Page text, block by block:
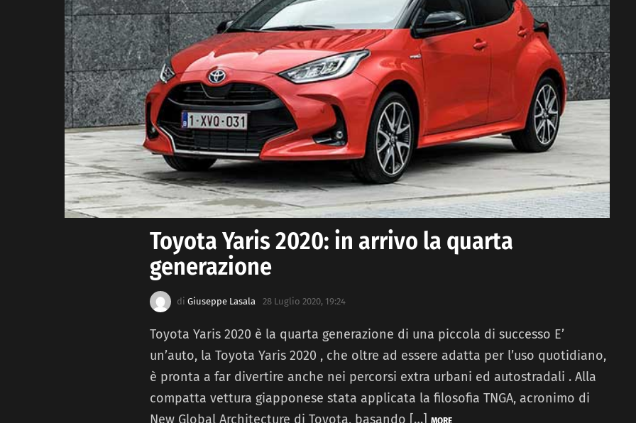
Toyota Yaris 2020: in arrivo la quarta
generazione
di Giuseppe Lasala 28 Luglio 2020, 19:24
Toyota Yaris 2020 è la quarta generazione di una piccola di successo E’
un’auto, la Toyota Yaris 2020 , che oltre ad essere adatta per l’uso quotidiano,
è pronta a far divertire anche nei percorsi extra urbani ed autostradali . Alla
compatta vettura giapponese stata applicata la filosofia TNGA, acronimo di
New Global Architecture di Toyota, basando […] MORE